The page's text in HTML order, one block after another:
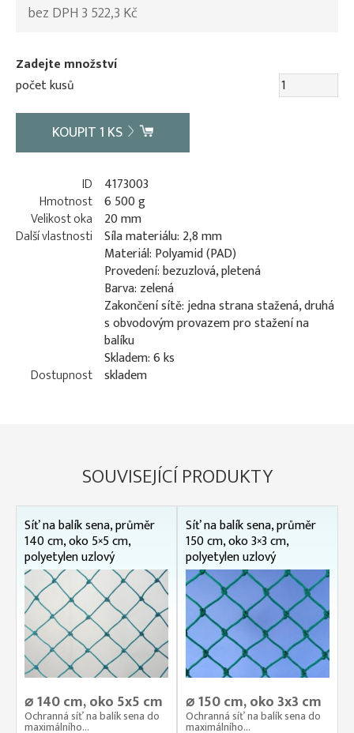
bez DPH 3 522,3 Kč
Zadejte množství
počet kusů
KOUPIT1 KS
ID
4173003
Hmotnost 6 500 g
Velikost oka
20 mm
Další vlastnosti Síla materiálu: 2,8 mm
Materiál: Polyamid (PAD)
Provedení: bezuzlová, pletená
Barva: zelená
Zakončení sítě: jedna strana stažená, druhá
s obvodovým provazem pro stažení na
balíku
Skladem: 6 ks
Dostupnost skladem
SOUVISEJÍCÍ PRODUKTY
Síť na balík sena, průměr
140 cm, oko 5×5 cm,
polyetylen uzlový
⌀ 140 cm, oko 5x5 cm
Ochranná síť na balík sena do
maximálního...
Síť na balík sena, průměr
150 cm, oko 3×3 cm,
polyetylen uzlový
⌀ 150 cm, oko 3x3 cm
Ochranná síť na balík sena do
maximálního...